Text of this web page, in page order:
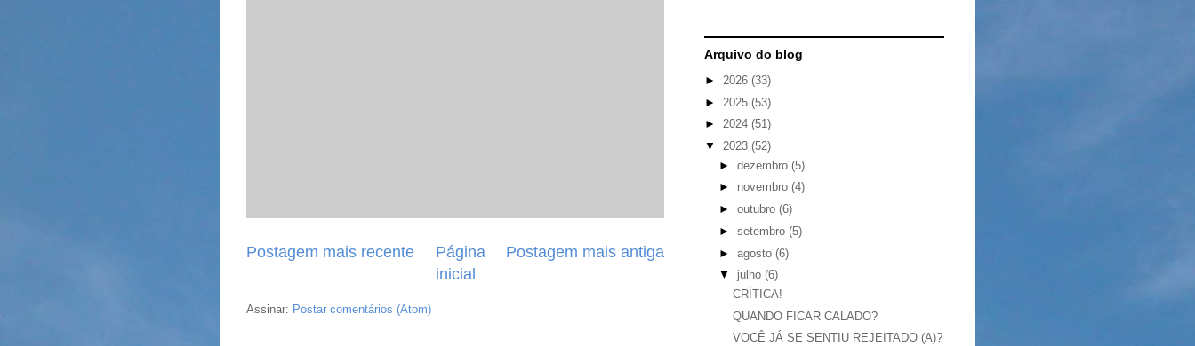
Postagem mais recente Postagem mais antiga
Página
inicial
Assinar: Postar comentários (Atom)
Arquivo do blog
► 2026 (33)
► 2025 (53)
► 2024 (51)
▼ 2023 (52)
► dezembro (5)
► novembro (4)
► outubro (6)
► setembro (5)
► agosto (6)
▼ julho (6)
CRÍTICA!
QUANDO FICAR CALADO?
VOCÊ JÁ SE SENTIU REJEITADO (A)?